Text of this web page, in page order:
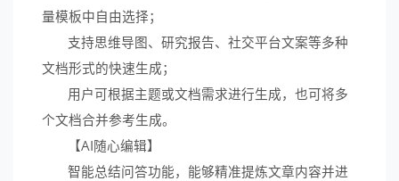
量模板中自由选择；
支持思维导图、研究报告、社交平台文案等多种
文档形式的快速生成；
用户可根据主题或文档需求进行生成，也可将多
个文档合并参考生成。
【AI随心编辑】
智能总结问答功能，能够精准提炼文章内容并进